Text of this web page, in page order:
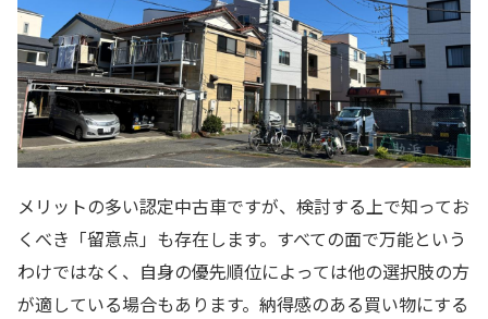
メリットの多い認定中古車ですが、検討する上で知ってお
くべき「留意点」も存在します。すべての面で万能という
わけではなく、自身の優先順位によっては他の選択肢の方
が適している場合もあります。納得感のある買い物にする